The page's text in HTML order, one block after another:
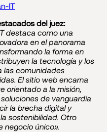
IT
del juez:
destaca como una
en el panorama
la forma en
la tecnología y los
las comunidades
El sitio web encarna
orientado a la misión,
de vanguardia
la brecha digital y
sostenibilidad. Otro
negocio único».